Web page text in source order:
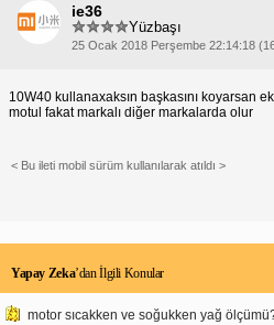
ie36
Yüzbaşı
25 Ocak 2018 Perşembe 22:14:18
10W40 kullanaxaksın başkasını koyarsan
motul fakat markalı diğer markalarda olur
< Bu ileti mobil sürüm kullanılarak atıldı >
Yapay Zeka’dan İlgili Konular
motor sıcakken ve soğukken yağ